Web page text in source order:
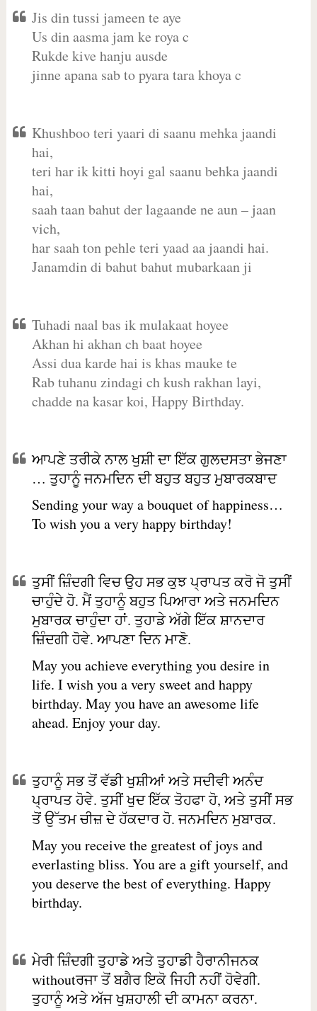
Jis din tussi jameen te aye
Us din aasma jam ke roya c
Rukde kive hanju ausde
jinne apana sab to pyara tara khoya c
Khushboo teri yaari di saanu mehka jaandi
hai,
teri har ik kitti hoyi gal saanu behka jaandi
hai,
saah taan bahut der lagaande ne aun – jaan
vich,
har saah ton pehle teri yaad aa jaandi hai.
Janamdin di bahut bahut mubarkaan ji
Tuhadi naal bas ik mulakaat hoyee
Akhan hi akhan ch baat hoyee
Assi dua karde hai is khas mauke te
Rab tuhanu zindagi ch kush rakhan layi,
chadde na kasar koi, Happy Birthday.
ਆਪਣੇ ਤਰੀਕੇ ਨਾਲ ਖੁਸ਼ੀ ਦਾ ਇੱਕ ਗੁਲਦਸਤਾ ਭੇਜਣਾ
… ਤੁਹਾਨੂੰ ਜਨਮਦਿਨ ਦੀ ਬਹੁਤ ਬਹੁਤ ਮੁਬਾਰਕਬਾਦ
Sending your way a bouquet of happiness…
To wish you a very happy birthday!
ਤੁਸੀਂ ਜ਼ਿੰਦਗੀ ਵਿਚ ਉਹ ਸਭ ਕੁਝ ਪ੍ਰਾਪਤ ਕਰੋ ਜੋ ਤੁਸੀਂ
ਚਾਹੁੰਦੇ ਹੋ. ਮੈਂ ਤੁਹਾਨੂੰ ਬਹੁਤ ਪਿਆਰਾ ਅਤੇ ਜਨਮਦਿਨ
ਮੁਬਾਰਕ ਚਾਹੁੰਦਾ ਹਾਂ. ਤੁਹਾਡੇ ਅੱਗੇ ਇੱਕ ਸ਼ਾਨਦਾਰ
ਜ਼ਿੰਦਗੀ ਹੋਵੇ. ਆਪਣਾ ਦਿਨ ਮਾਣੋ.
May you achieve everything you desire in
life. I wish you a very sweet and happy
birthday. May you have an awesome life
ahead. Enjoy your day.
ਤੁਹਾਨੂੰ ਸਭ ਤੋਂ ਵੱਡੀ ਖੁਸ਼ੀਆਂ ਅਤੇ ਸਦੀਵੀ ਅਨੰਦ
ਪ੍ਰਾਪਤ ਹੋਵੇ. ਤੁਸੀਂ ਖੁਦ ਇੱਕ ਤੋਹਫਾ ਹੋ, ਅਤੇ ਤੁਸੀਂ ਸਭ
ਤੋਂ ਉੱਤਮ ਚੀਜ਼ ਦੇ ਹੱਕਦਾਰ ਹੋ. ਜਨਮਦਿਨ ਮੁਬਾਰਕ.
May you receive the greatest of joys and
everlasting bliss. You are a gift yourself, and
you deserve the best of everything. Happy
birthday.
ਮੇਰੀ ਜ਼ਿੰਦਗੀ ਤੁਹਾਡੇ ਅਤੇ ਤੁਹਾਡੀ ਹੈਰਾਨੀਜਨਕ
withoutਰਜਾ ਤੋਂ ਬਗੈਰ ਇਕੋ ਜਿਹੀ ਨਹੀਂ ਹੋਵੇਗੀ.
ਤੁਹਾਨੂੰ ਅਤੇ ਅੱਜ ਖੁਸ਼ਹਾਲੀ ਦੀ ਕਾਮਨਾ ਕਰਨਾ.